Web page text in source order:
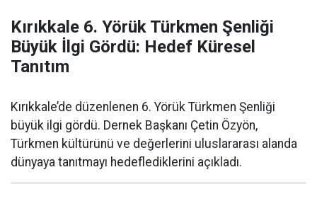
Kırıkkale 6. Yörük Türkmen Şenliği
Büyük İlgi Gördü: Hedef Küresel
Tanıtım
Kırıkkale’de düzenlenen 6. Yörük Türkmen Şenliği
büyük ilgi gördü. Dernek Başkanı Çetin Özyön,
Türkmen kültürünü ve değerlerini uluslararası alanda
dünyaya tanıtmayı hedeflediklerini açıkladı.